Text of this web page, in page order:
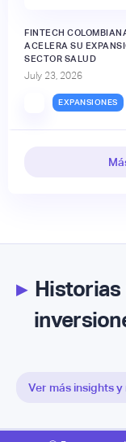
FINTECH
ACELERA SU
SECTOR SALUD
July 23, 2026
EXPANSIONES
▸Historias
Ver más insights y